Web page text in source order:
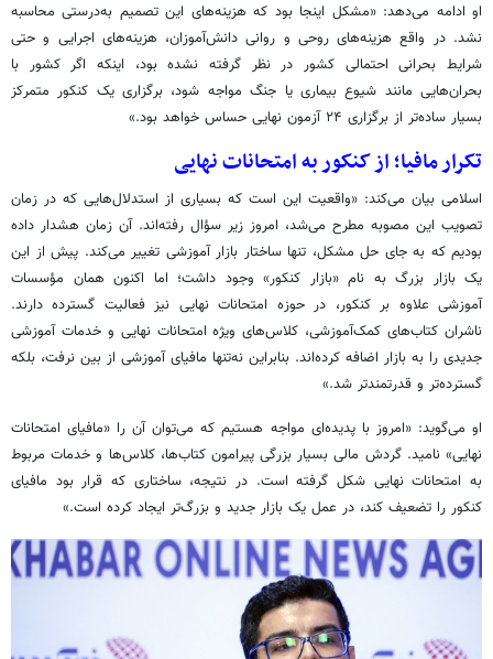
او ادامه می‌دهد: «مشکل اینجا بود که هزینه‌های این تصمیم به‌درستی محاسبه
نشد. در واقع هزینه‌های روحی و روانی دانش‌آموزان، هزینه‌های اجرایی و حتی
شرایط بحرانی احتمالی کشور در نظر گرفته نشده بود، اینکه اگر کشور با
بحران‌هایی مانند شیوع بیماری یا جنگ مواجه شود، برگزاری یک کنکور متمرکز
بسیار ساده‌تر از برگزاری ۲۴ آزمون نهایی حساس خواهد بود.»
تکرار مافیا؛ از کنکور به امتحانات نهایی
اسلامی بیان می‌کند: «واقعیت این است که بسیاری از استدلال‌هایی که در زمان
تصویب این مصوبه مطرح می‌شد، امروز زیر سؤال رفته‌اند. آن زمان هشدار داده
بودیم که به جای حل مشکل، تنها ساختار بازار آموزشی تغییر می‌کند. پیش از این
یک بازار بزرگ به نام «بازار کنکور» وجود داشت؛ اما اکنون همان مؤسسات
آموزشی علاوه بر کنکور، در حوزه امتحانات نهایی نیز فعالیت گسترده دارند.
ناشران کتاب‌های کمک‌آموزشی، کلاس‌های ویژه امتحانات نهایی و خدمات آموزشی
جدیدی را به بازار اضافه کرده‌اند. بنابراین نه‌تنها مافیای آموزشی از بین نرفت، بلکه
گسترده‌تر و قدرتمندتر شد.»
او می‌گوید: «امروز با پدیده‌ای مواجه هستیم که می‌توان آن را «مافیای امتحانات
نهایی» نامید. گردش مالی بسیار بزرگی پیرامون کتاب‌ها، کلاس‌ها و خدمات مربوط
به امتحانات نهایی شکل گرفته است. در نتیجه، ساختاری که قرار بود مافیای
کنکور را تضعیف کند، در عمل یک بازار جدید و بزرگ‌تر ایجاد کرده است.»